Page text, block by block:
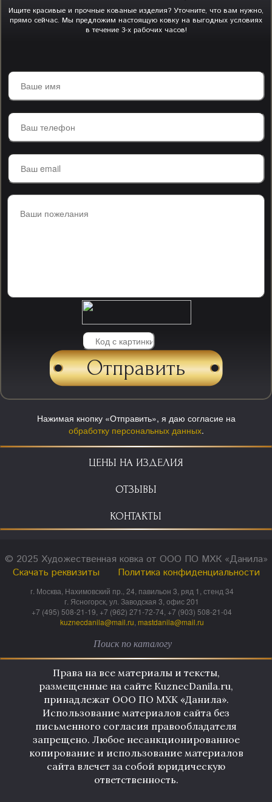
Ищите красивые и прочные кованые изделия? Уточните, что вам нужно,
прямо сейчас. Мы предложим настоящую ковку на выгодных условиях
в течение 3-х рабочих часов!
Нажимая кнопку «Отправить», я даю согласие на
обработку персональных данных.
ЦЕНЫ НА ИЗДЕЛИЯ
ОТЗЫВЫ
КОНТАКТЫ
© 2025 Художественная ковка от ООО ПО МХК «Данила»
Скачать реквизиты
Политика конфиденциальности
г. Москва, Нахимовский пр., 24, павильон 3, ряд 1, стенд 34
г. Ясногорск, ул. Заводская 3, офис 201
+7 (495) 508-21-19, +7 (962) 271-72-74, +7 (903) 508-21-04
kuznecdanila@mail.ru mastdanila@mail.ru
Права на все материалы и тексты,
размещенные на сайте KuznecDanila.ru,
принадлежат ООО ПО МХК «Данила».
Использование материалов сайта без
письменного согласия правообладателя
запрещено. Любое несанкционированное
копирование и использование материалов
сайта влечет за собой юридическую
ответственность.